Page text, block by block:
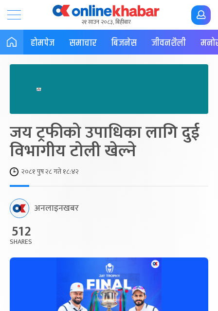
२१ साउन २०८३, बिहीबार
होमपेज समाचार बिजनेस जीवनशैली
जय ट्रफीको उपाधिका लागि दुई
विभागीय टोली खेल्ने
२०८१ पुष २८ गते १८:४२
अनलाइनखबर
512
SHARES